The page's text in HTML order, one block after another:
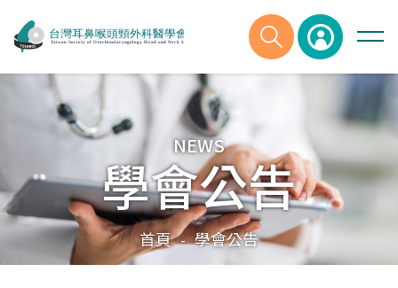
NEWS
學會公告
首頁 - 學會公告